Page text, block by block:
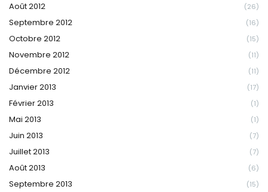
Août 2012 (26)
Septembre 2012 (16)
Octobre 2012 (15)
Novembre 2012 (11)
Décembre 2012 (11)
Janvier 2013 (17)
Février 2013 (1)
Mai 2013 (1)
Juin 2013 (7)
Juillet 2013 (7)
Août 2013 (6)
Septembre 2013 (15)